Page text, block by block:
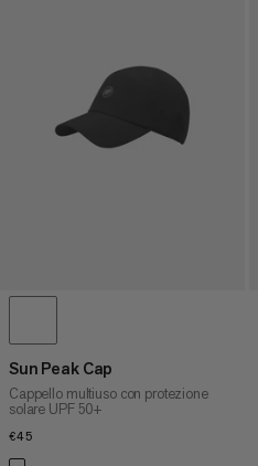
Sun Peak Cap
Cappello multiuso con protezione
solare UPF 50+
€45